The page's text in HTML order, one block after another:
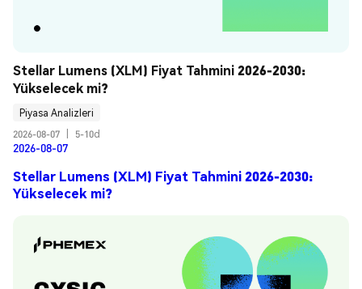
Stellar Lumens (XLM) Fiyat Tahmini 2026-2030:
Yükselecek mi?
Piyasa Analizleri
2026-08-07
5-10d
2026-08-07
Stellar Lumens (XLM) Fiyat Tahmini 2026-2030:
Yükselecek mi?